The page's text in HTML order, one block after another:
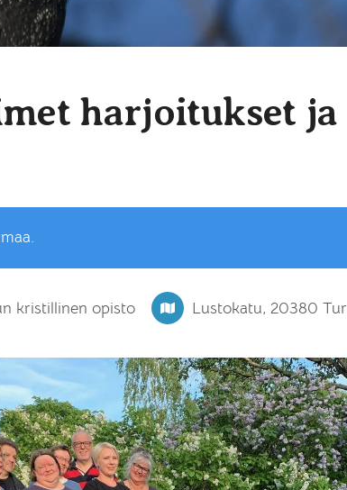
harjoitukset
kristillinen opisto Lustokatu, 20380